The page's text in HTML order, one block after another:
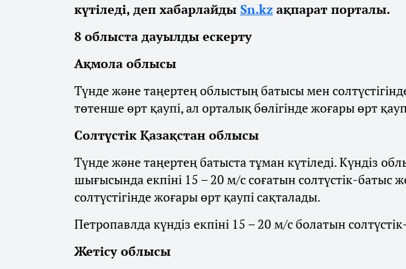
күтіледі, деп хабарлайды Sn.kz ақпарат порталы.
8 облыста дауылды ескерту
Ақмола облысы
Түнде және таңертең облыстың батысы мен
төтенше өрт қаупі, ал орталық бөлігінде жоғары өрт
Солтүстік Қазақстан облысы
Түнде және таңертең батыста тұман күтіледі. Күндіз
шығысында екпіні 15 – 20 м/с соғатын солтүстік-батыс
солтүстігінде жоғары өрт қаупі сақталады.
Петропавлда күндіз екпіні 15 – 20 м/с болатын
Жетісу облысы